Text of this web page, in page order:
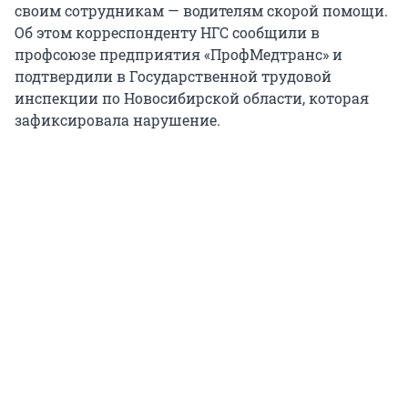
своим сотрудникам — водителям скорой помощи.
Об этом корреспонденту НГС сообщили в
профсоюзе предприятия «ПрофМедтранс» и
подтвердили в Государственной трудовой
инспекции по Новосибирской области, которая
зафиксировала нарушение.